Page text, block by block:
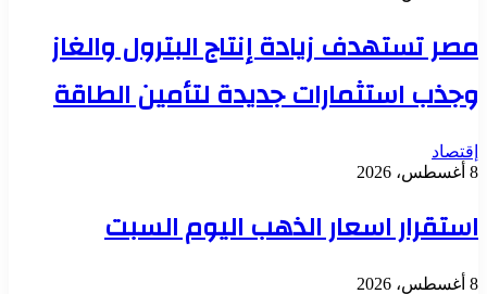
مصر تستهدف زيادة إنتاج البترول والغاز
وجذب استثمارات جديدة لتأمين الطاقة
إقتصاد
8 أغسطس، 2026
استقرار اسعار الذهب اليوم السبت
8 أغسطس، 2026